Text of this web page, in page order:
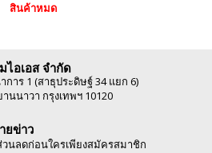
สินค้าหมด
อเอส จำกัด
าร 1 (สาธุประดิษฐ์ 34 แยก 6)
นนาวา กรุงเทพฯ 10120
ยข่าว
นลดก่อนใครเพียงสมัครสมาชิก